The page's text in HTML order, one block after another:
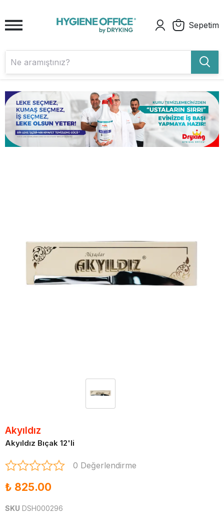
Sepetim
Akyıldız
Akyıldız Bıçak 12'li
0 Değerlendirme
₺ 825.00
SKU DSH000296